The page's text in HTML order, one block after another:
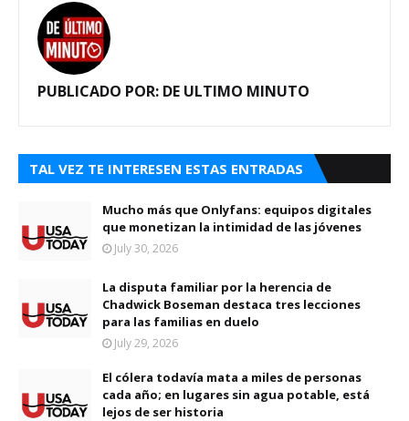
PUBLICADO POR: DE ULTIMO MINUTO
TAL VEZ TE INTERESEN ESTAS ENTRADAS
Mucho más que Onlyfans: equipos digitales
que monetizan la intimidad de las jóvenes
July 30, 2026
La disputa familiar por la herencia de
Chadwick Boseman destaca tres lecciones
para las familias en duelo
July 29, 2026
El cólera todavía mata a miles de personas
cada año; en lugares sin agua potable, está
lejos de ser historia